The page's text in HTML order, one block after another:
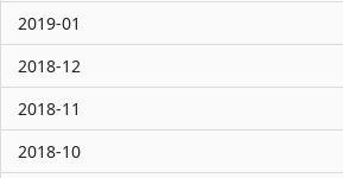
2019-01
2018-12
2018-11
2018-10